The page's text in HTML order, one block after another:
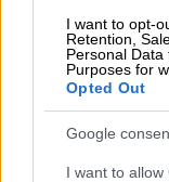
I want to opt-
Retention,
Personal
Purposes for
Opted Out
Google
I want to
04.01.2023
Όταν
βασιλιά: Η
να ξεσπάσει
Τι συνέβη σε
Χριστούγεννα